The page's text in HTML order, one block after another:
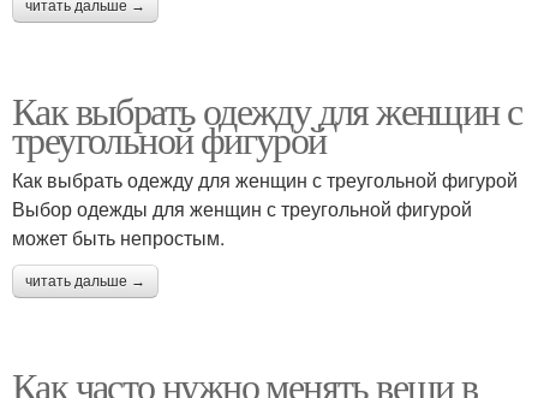
читать дальше →
Как выбрать одежду для женщин с
треугольной фигурой
Как выбрать одежду для женщин с треугольной фигурой
Выбор одежды для женщин с треугольной фигурой
может быть непростым.
читать дальше →
Как часто нужно менять вещи в